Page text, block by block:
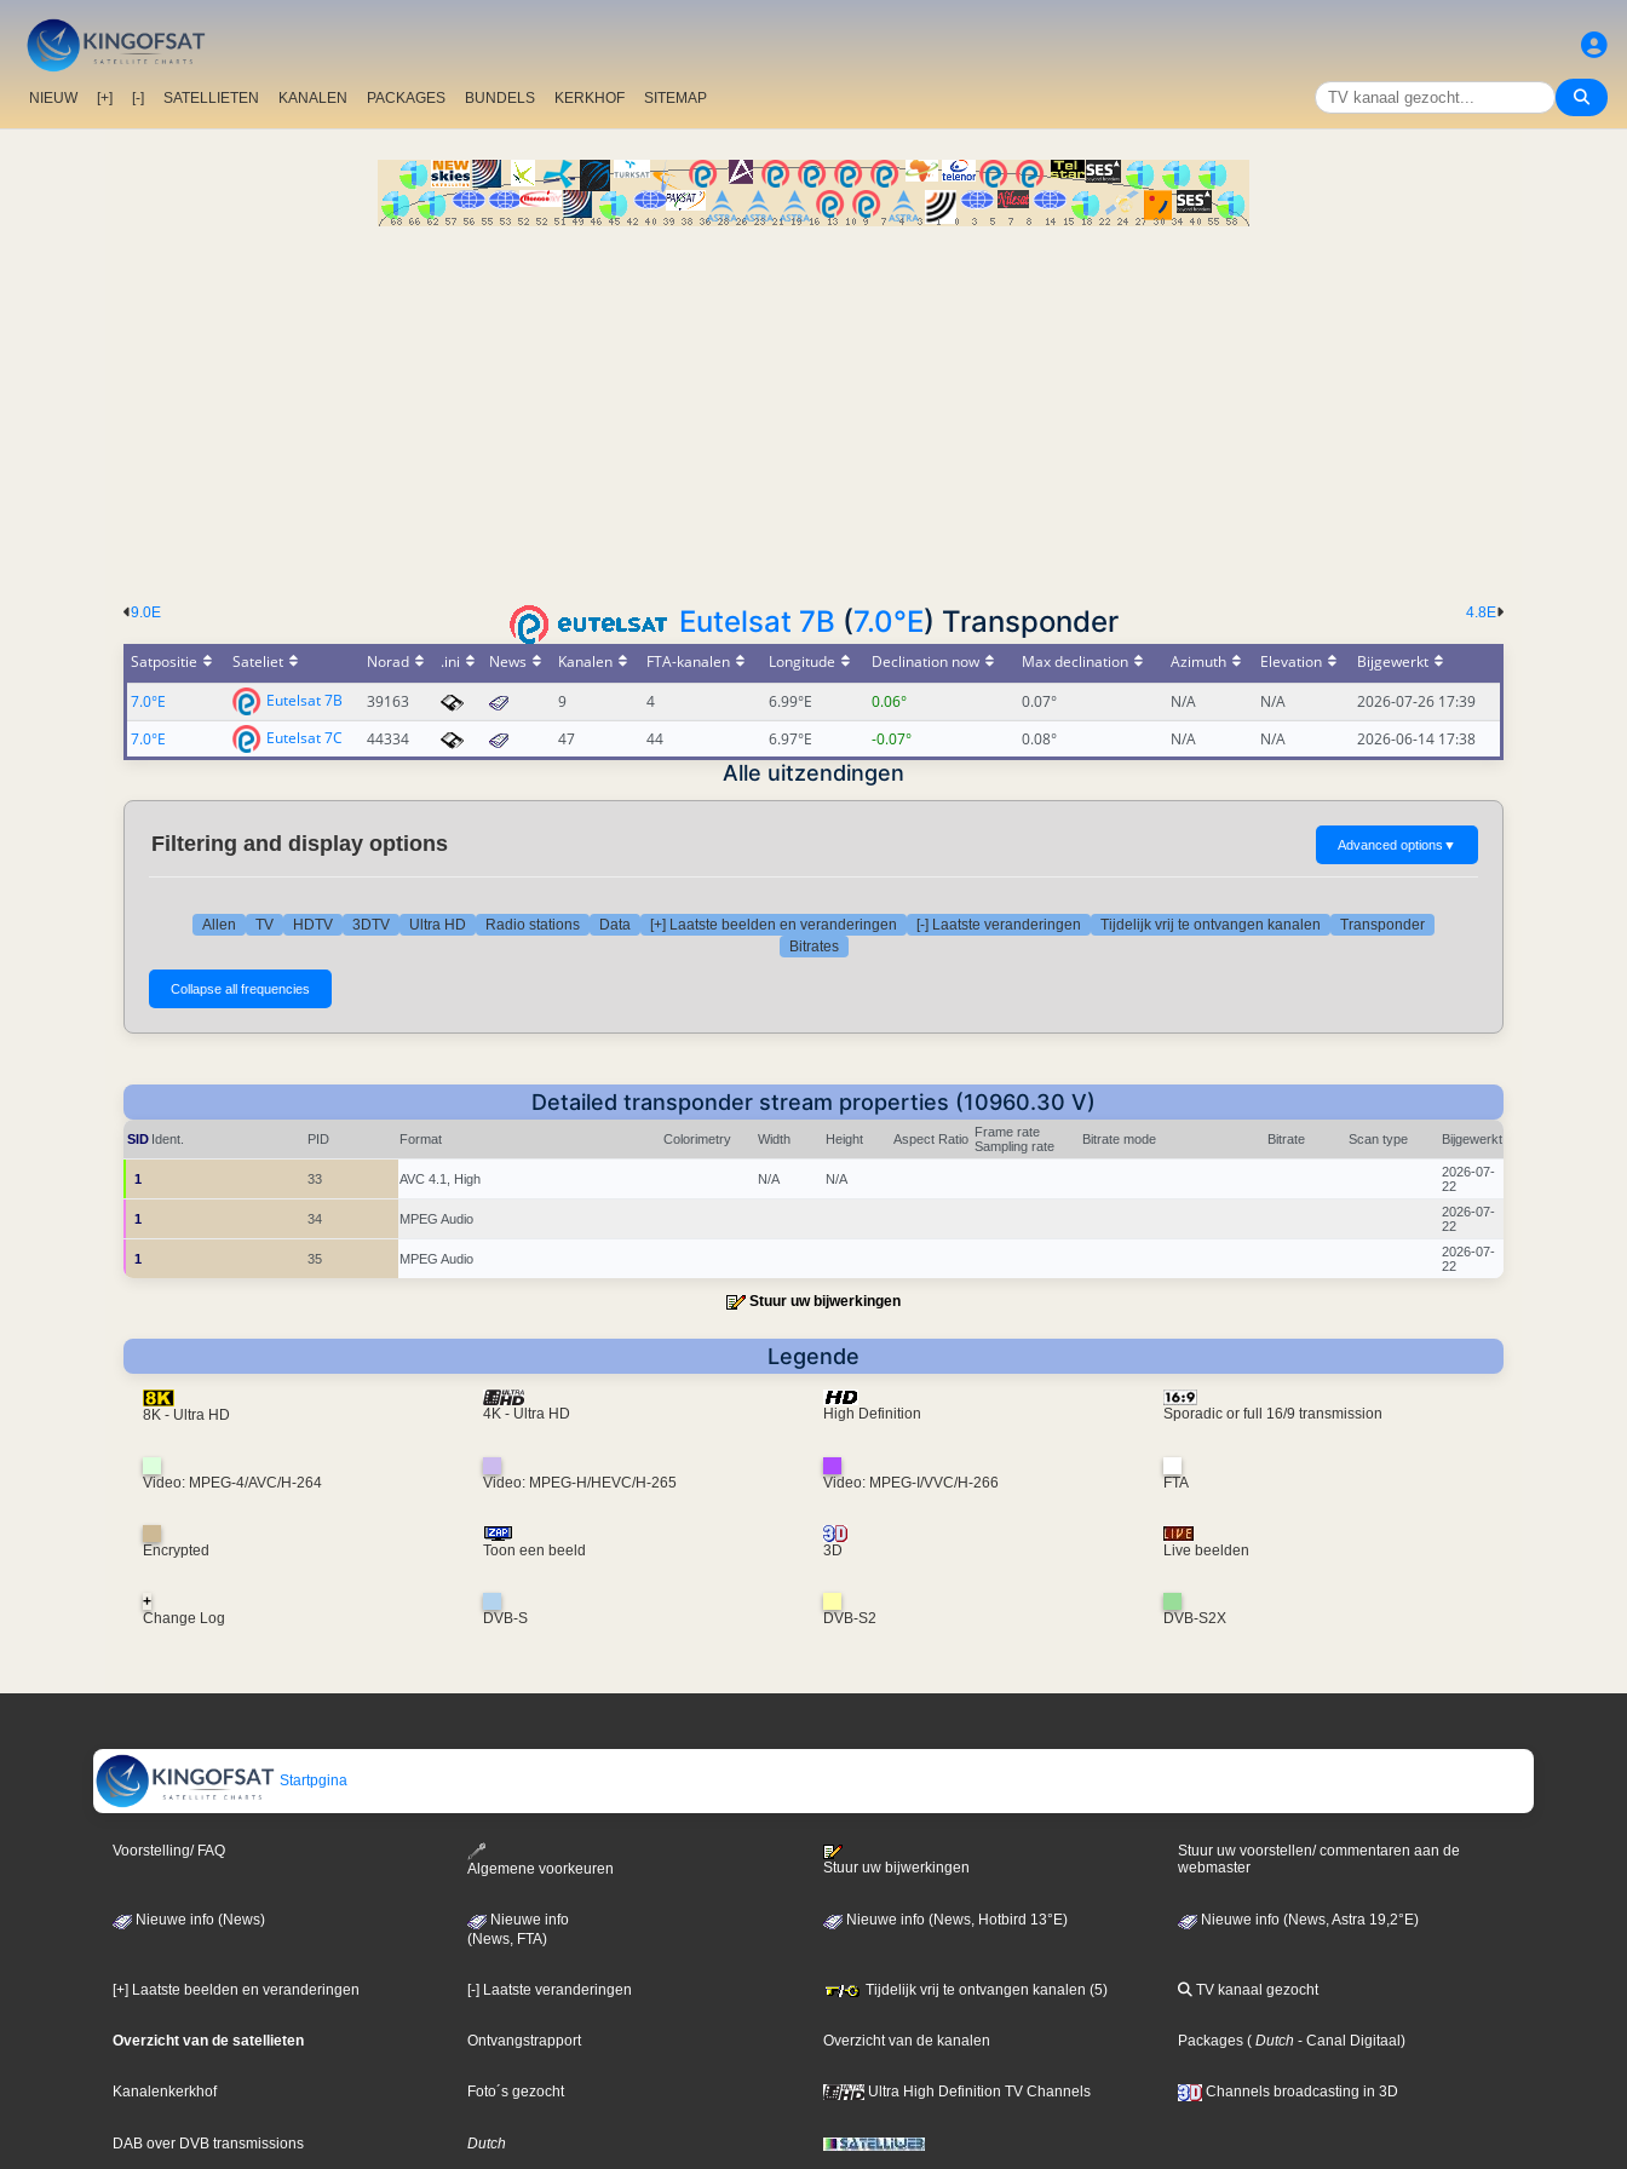
NIEUW [+] [-] SATELLIETEN KANALEN PACKAGES BUNDELS KERKHOF SITEMAP
4.8E
9.0E Eutelsat 7B (7.0°E) Transponder
Satpositie Sateliet Norad .ini News Kanalen FTA-kanalen Longitude Declination now Max declination Azimuth Elevation
Bijgewerkt
7.0°E
Eutelsat 7B 39163 9 4 6.99°E 0.06° 0.07° N/A N/A
2026-07-26 17:39
7.0°E
Eutelsat 7C 44334 47 44 6.97°E -0.07° 0.08° N/A N/A 2026-06-14 17:38
Alle uitzendingen
Filtering and display options Advanced options ▼
Allen TV HDTV 3DTV Ultra HD Radio stations Data [+] Laatste beelden en veranderingen [-] Laatste veranderingen Tijdelijk vrij te ontvangen kanalen
Transponder
Bitrates
Detailed transponder stream properties (10960.30 V)
SID Ident. PID Format Colorimetry Width Height Aspect Ratio Frame rate
Sampling rate
Bitrate mode Bitrate Scan type Bijgewerkt
1 33 AVC 4.1, High N/A N/A
2026-07-
22
1 34 MPEG Audio
2026-07-
22
1 35 MPEG Audio
2026-07-
22
Stuur uw bijwerkingen
Legende
8K - Ultra HD 4K - Ultra HD High Definition Sporadic or full 16/9 transmission
Video: MPEG-4/AVC/H-264 Video: MPEG-H/HEVC/H-265 Video: MPEG-I/VVC/H-266 FTA
Encrypted Toon een beeld 3D Live beelden
+
Change Log
DVB-S DVB-S2 DVB-S2X
Startpgina
Voorstelling/ FAQ
Algemene voorkeuren
Stuur uw bijwerkingen
Stuur uw voorstellen/ commentaren aan de
webmaster
Nieuwe info (News)
Nieuwe info
(News, FTA)
Nieuwe info (News, Hotbird 13°E) Nieuwe info (News, Astra 19,2°E)
[+] Laatste beelden en veranderingen [-] Laatste veranderingen Tijdelijk vrij te ontvangen kanalen (5) TV kanaal gezocht
Overzicht van de satellieten Ontvangstrapport Overzicht van de kanalen Packages ( Dutch - Canal Digitaal)
Kanalenkerkhof Foto´s gezocht Ultra High Definition TV Channels Channels broadcasting in 3D
DAB over DVB transmissions
Dutch